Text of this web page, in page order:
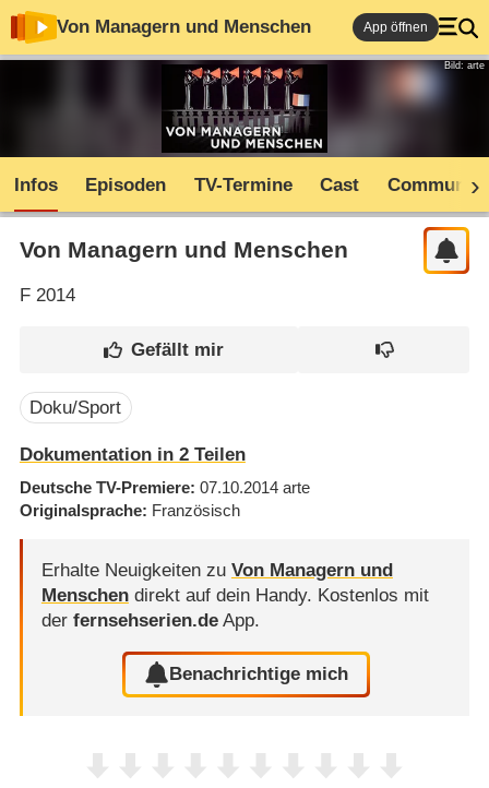
Von Managern und Menschen App öffnen
Bild: arte
Infos Episoden TV-Termine Cast Community
Von Managern und Menschen
F2014
Doku/Sport
Dokumentation in 2 Teilen
Deutsche TV-Premiere 07.10.2014 arte
Originalsprache Französisch
Erhalte Neuigkeiten zu Von Managern und
Menschendirekt auf dein Handy. Kostenlos mit
der fernsehserien.deApp.
Benachrichtige mich